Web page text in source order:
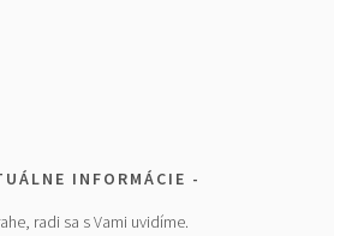
INFORMÁCIE
radi sa s Vami uvidíme.